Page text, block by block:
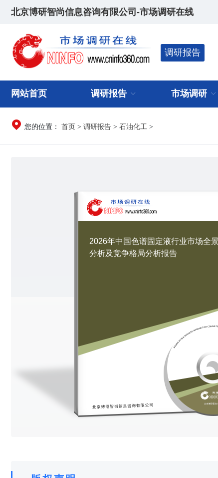
北京博研智尚信息咨询有限公司-市场调研在线
调研报告
网站首页 调研报告 市场调研
您的位置： 首页 > 调研报告 > 石油化工 >
2026年中国色谱固定液行业市场全
分析及竞争格局分析报告